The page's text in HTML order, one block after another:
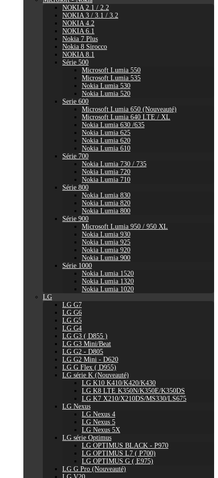
NOKIA 2.1 / 2.2
NOKIA 3 / 3.1 / 3.2
NOKIA 4.2
NOKIA 6.1
Nokia 7 Plus
Nokia 8 Sirocco
NOKIA 8.1
Série 500
Microsoft Lumia 550
Microsoft Lumia 535
Nokia Lumia 530
Nokia Lumia 520
Serie 600
Microsoft Lumia 650 (Nouveauté)
Microsoft Lumia 640 LTE / XL
Nokia Lumia 630 /635
Nokia Lumia 625
Nokia Lumia 620
Nokia Lumia 610
Série 700
Nokia Lumia 730 / 735
Nokia Lumia 720
Nokia Lumia 710
Série 800
Nokia Lumia 830
Nokia Lumia 820
Nokia Lumia 800
Série 900
Microsoft Lumia 950 / 950 XL
Nokia Lumia 930
Nokia Lumia 925
Nokia Lumia 920
Nokia Lumia 900
Série 1000
Nokia Lumia 1520
Nokia Lumia 1320
Nokia Lumia 1020
LG
LG G7
LG G6
LG G5
LG G4
LG G3 ( D855 )
LG G3 Mini/Beat
LG G2 - D805
LG G2 Mini - D620
LG G Flex ( D955)
LG série K (Nouveauté)
LG K10 K410/K420/K430
LG K8 LTE K350N/K350E/K350DS
LG K7 X210/X210DS/MS330/LS675
LG Nexus
LG Nexus 4
LG Nexus 5
LG Nexus 5X
LG série Optimus
LG OPTIMUS BLACK - P970
LG OPTIMUS L7 ( P700)
LG OPTIMUS G ( E975)
LG G Pro (Nouveauté)